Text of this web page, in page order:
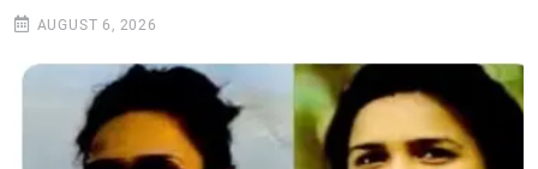
AUGUST 6, 2026